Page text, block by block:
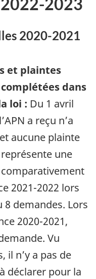
2020-2021
et plaintes
dans
loi : Du 1 avril
a reçu n’a
aucune plainte
une
2021-2022 lors
8 demandes. Lors
2020-2021,
Vu
il n’y a pas de
déclarer pour la